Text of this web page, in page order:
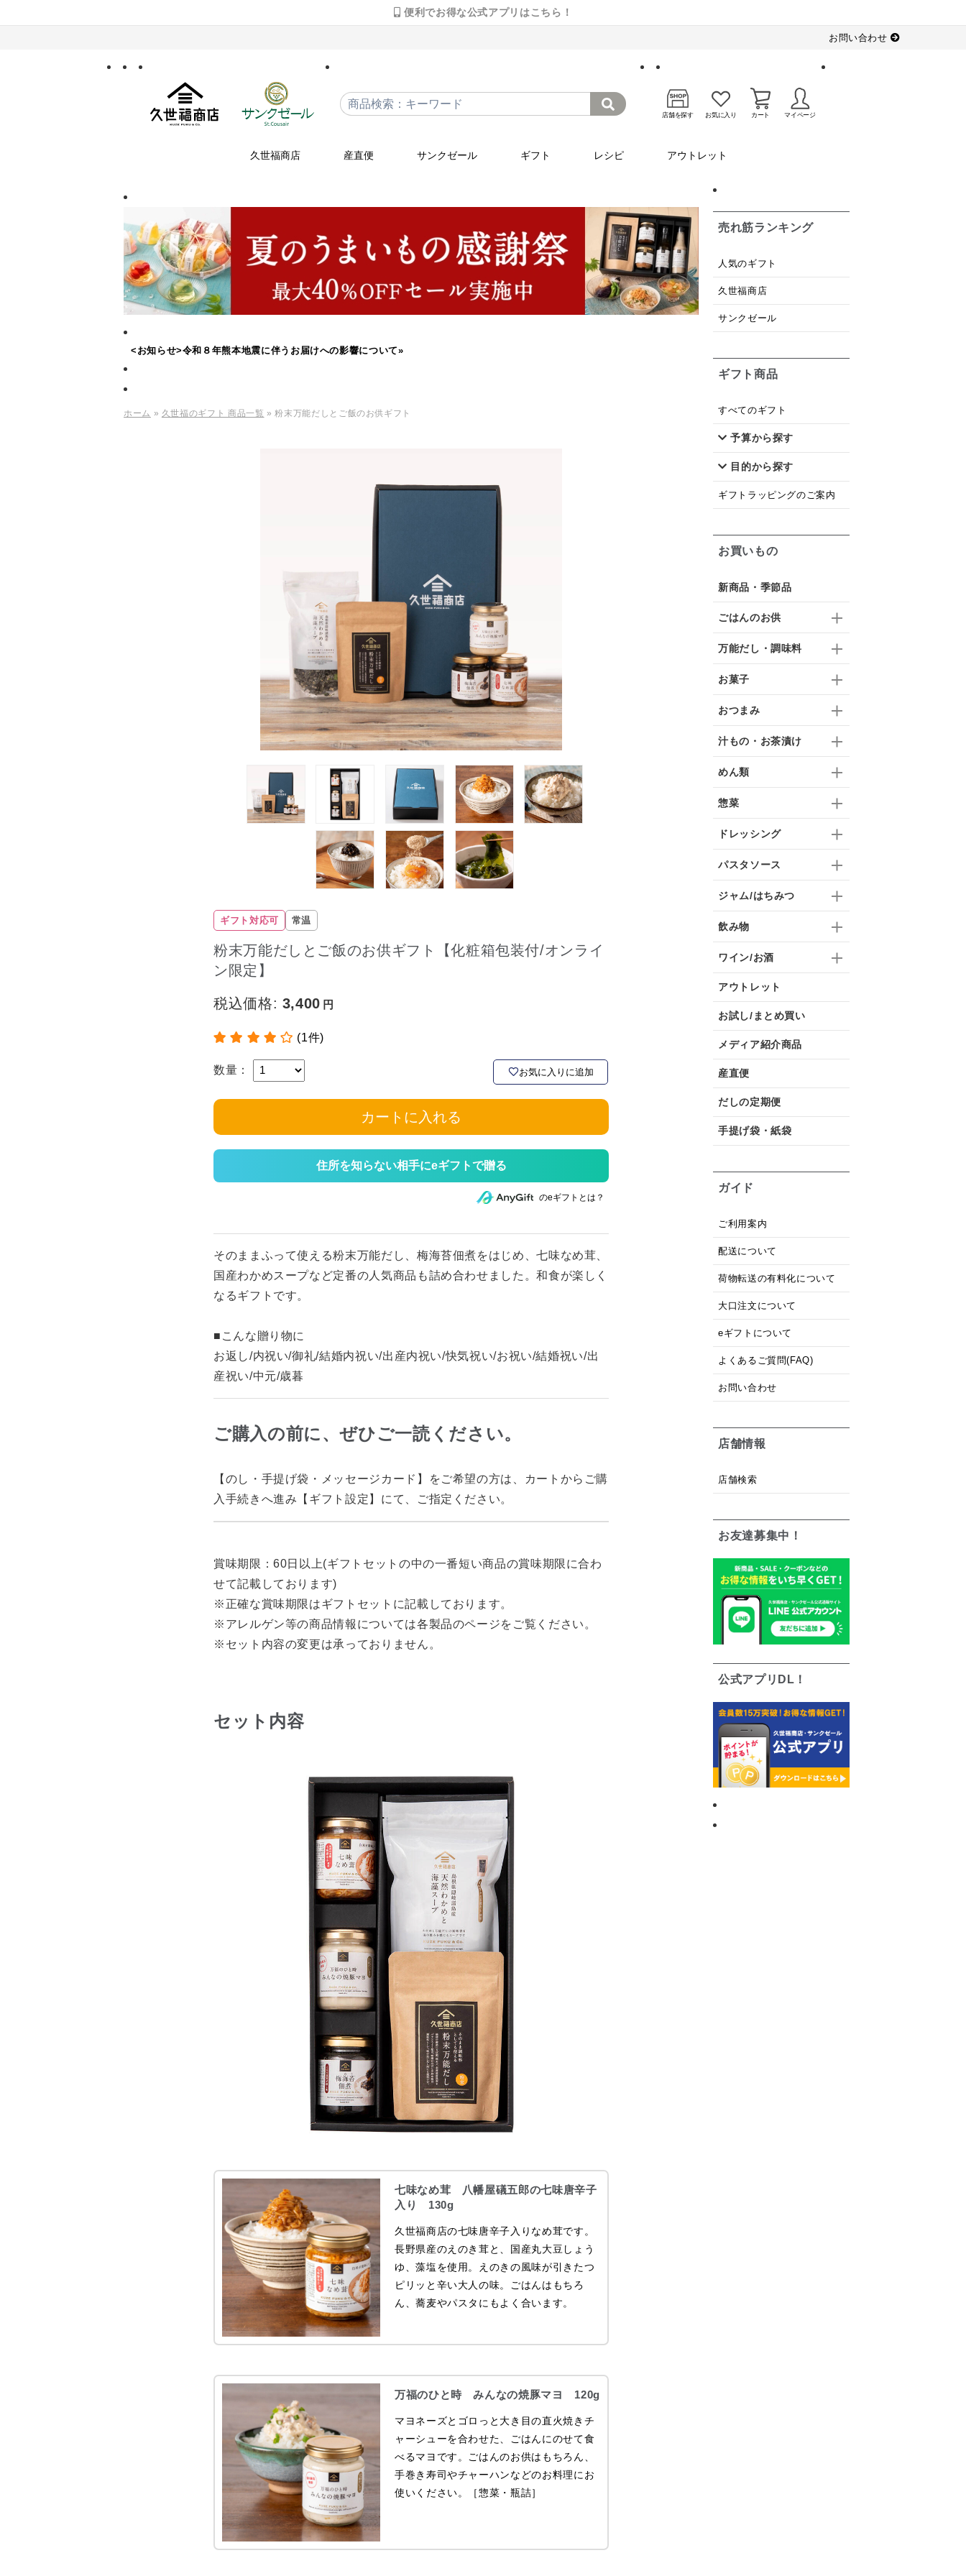
便利でお得な公式アプリはこちら！
お問い合わせ
店舗を探す お気に入り カート マイページ
久世福商店 産直便 サンクゼール ギフト レシピ アウトレット
<お知らせ>令和８年熊本地震に伴うお届けへの影響について»
ホーム » 久世福のギフト 商品一覧 » 粉末万能だしとご飯のお供ギフト
ギフト対応可 常温
粉末万能だしとご飯のお供ギフト【化粧箱包装付/オンライ
ン限定】
税込価格: 3,400
(1件)
数量： お気に入りに追加
カートに入れる
住所を知らない相手にeギフトで贈る
のeギフトとは？
そのままふって使える粉末万能だし、梅海苔佃煮をはじめ、七味なめ茸、
国産わかめスープなど定番の人気商品も詰め合わせました。和食が楽しく
なるギフトです。
■こんな贈り物に
お返し/内祝い/御礼/結婚内祝い/出産内祝い/快気祝い/お祝い/結婚祝い/出
産祝い/中元/歳暮
ご購入の前に、ぜひご一読ください。
【のし・手提げ袋・メッセージカード】をご希望の方は、カートからご購
入手続きへ進み【ギフト設定】にて、ご指定ください。
賞味期限：60日以上(ギフトセットの中の一番短い商品の賞味期限に合わ
せて記載しております)
※正確な賞味期限はギフトセットに記載しております。
※アレルゲン等の商品情報については各製品のページをご覧ください。
※セット内容の変更は承っておりません。
セット内容
七味なめ茸 八幡屋礒五郎の七味唐辛子
入り 130g
久世福商店の七味唐辛子入りなめ茸です。
長野県産のえのき茸と、国産丸大豆しょう
ゆ、藻塩を使用。えのきの風味が引きたつ
ピリッと辛い大人の味。ごはんはもちろ
ん、蕎麦やパスタにもよく合います。
万福のひと時 みんなの焼豚マヨ 120g
マヨネーズとゴロっと大き目の直火焼きチ
ャーシューを合わせた、ごはんにのせて食
べるマヨです。ごはんのお供はもちろん、
手巻き寿司やチャーハンなどのお料理にお
使いください。［惣菜・瓶詰］
売れ筋ランキング
人気のギフト
久世福商店
サンクゼール
ギフト商品
すべてのギフト
予算から探す
目的から探す
ギフトラッピングのご案内
お買いもの
新商品・季節品
ごはんのお供
万能だし・調味料
お菓子
おつまみ
汁もの・お茶漬け
めん類
惣菜
ドレッシング
パスタソース
ジャム/はちみつ
飲み物
ワイン/お酒
アウトレット
お試し/まとめ買い
メディア紹介商品
産直便
だしの定期便
手提げ袋・紙袋
ガイド
ご利用案内
配送について
荷物転送の有料化について
大口注文について
eギフトについて
よくあるご質問(FAQ)
お問い合わせ
店舗情報
店舗検索
お友達募集中！
公式アプリDL！